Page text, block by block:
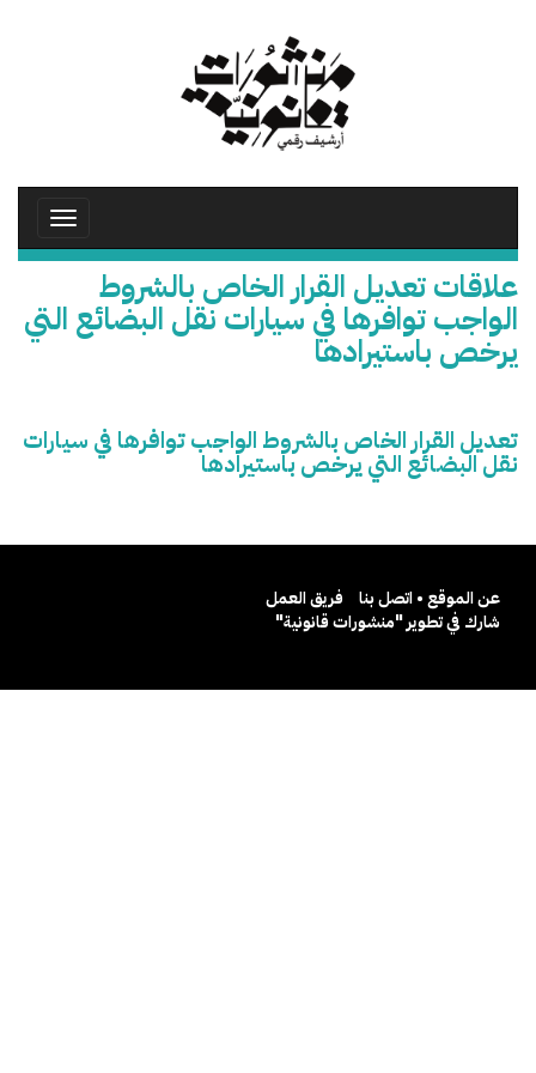
Toggle
علاقات تعديل القرار الخاص بالشروط
الواجب توافرها في سيارات نقل البضائع التي
يرخص باستيرادها
تعديل القرار الخاص بالشروط الواجب توافرها في سيارات
نقل البضائع التي يرخص باستيرادها
عن الموقع • اتصل بنا
فريق العمل
شارك في تطوير "منشورات قانونية"